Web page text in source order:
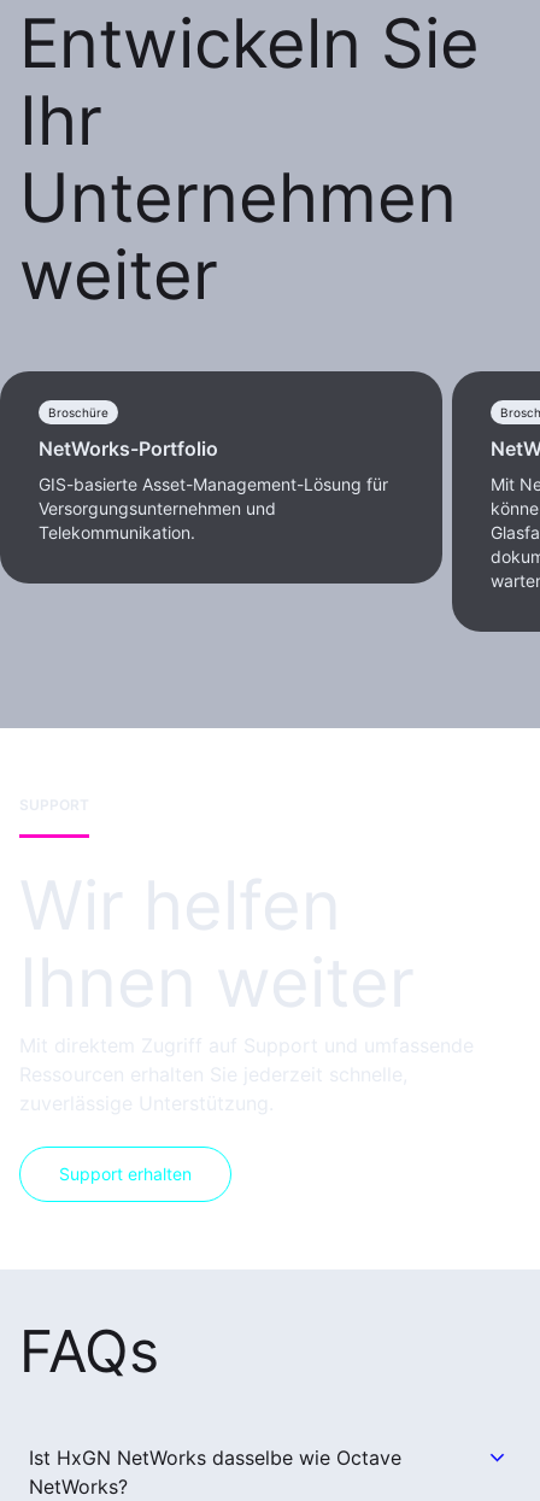
Entwickeln Sie
Ihr
Unternehmen
weiter
Broschüre
NetWorks-Portfolio
GIS-basierte Asset-Management-Lösung für
Versorgungsunternehmen und
Telekommunikation.
Mit
SUPPORT
Wir helfen
Ihnen weiter
Mit direktem Zugriff auf Support und umfassende
Ressourcen erhalten Sie jederzeit schnelle,
zuverlässige Unterstützung.
Support erhalten
FAQs
Ist HxGN NetWorks dasselbe wie Octave
NetWorks?